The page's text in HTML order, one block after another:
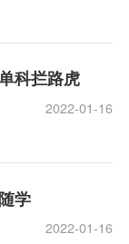
科拦路虎
2022-01-16
学
2022-01-16